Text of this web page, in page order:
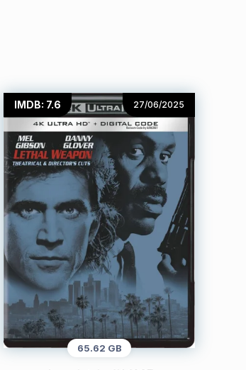
IMDB: 7.6 27/06/2025
65.62 GB